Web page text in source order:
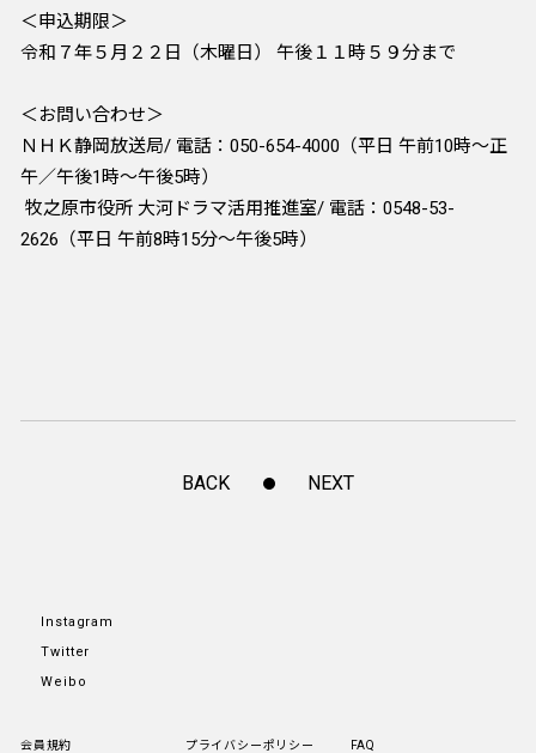
＜申込期限＞
令和７年５月２２日（木曜日） 午後１１時５９分まで
＜お問い合わせ＞
ＮＨＫ静岡放送局/ 電話：050-654-4000（平日 午前10時～正
午／午後1時～午後5時）
牧之原市役所 大河ドラマ活用推進室/ 電話：0548-53-
2626（平日 午前8時15分～午後5時）
BACK NEXT
Instagram
Twitter
Weibo
会員規約 プライバシーポリシー FAQ